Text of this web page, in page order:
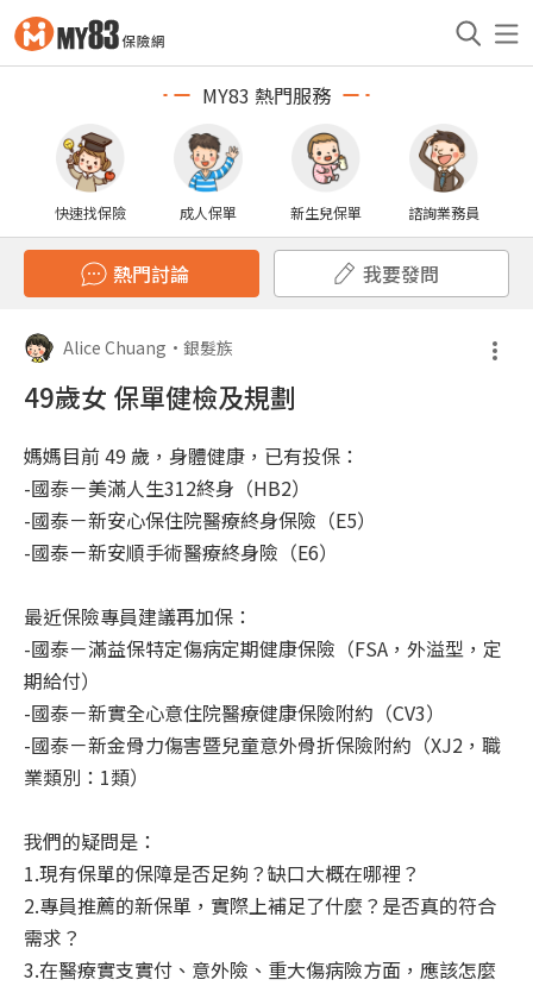
MY83 熱門服務
快速找保險 成人保單 新生兒保單 諮詢業務員
熱門討論 我要發問
Alice Chuang • 銀髮族
49歲女 保單健檢及規劃
媽媽目前 49 歲，身體健康，已有投保：
-國泰－美滿人生312終身（HB2）
-國泰－新安心保住院醫療終身保險（E5）
-國泰－新安順手術醫療終身險（E6）
最近保險專員建議再加保：
-國泰－滿益保特定傷病定期健康保險（FSA，外溢型，定
期給付）
-國泰－新實全心意住院醫療健康保險附約（CV3）
-國泰－新金骨力傷害暨兒童意外骨折保險附約（XJ2，職
業類別：1類）
我們的疑問是：
1.現有保單的保障是否足夠？缺口大概在哪裡？
2.專員推薦的新保單，實際上補足了什麼？是否真的符合
需求？
3.在醫療實支實付、意外險、重大傷病險方面，應該怎麼